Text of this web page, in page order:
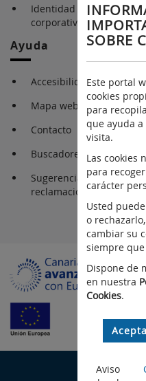
Identidad gráfica
corporativa
Ayuda
Accesibilidad
Mapa web
Contacto
Buscadores
Sugerencia y
reclamaciones
SOBRE
Este portal
cookies
para
que ayuda
visita.
Las cookies
para
carácter
Usted
o
cambiar su
siempre
Dispone de
en nuestra
Cookies.
Aviso